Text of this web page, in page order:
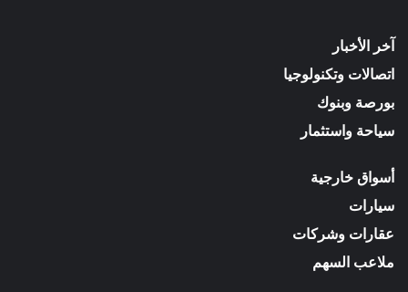
آخر الأخبار
اتصالات وتكنولوجيا
بورصة وبنوك
سياحة واستثمار
أسواق خارجية
سيارات
عقارات وشركات
ملاعب السهم